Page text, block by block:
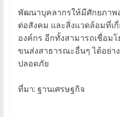
พัฒนาบุคลากรให้มีศักยภาพ
ต่อสังคม และสิ่งแวดล้อมที่เ
องค์กร อีกทั้งสามารถเชื่อม
ขนส่งสาธารณะอื่นๆ ได้อย่า
ปลอดภัย
ที่มา: ฐานเศรษฐกิจ